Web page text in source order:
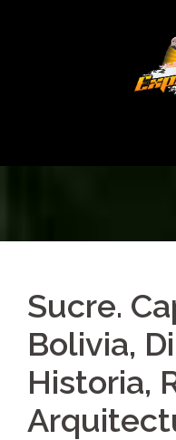
Sucre.
Bolivia,
Historia,